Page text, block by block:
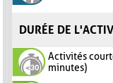
DURÉE DE
Activités
minutes)